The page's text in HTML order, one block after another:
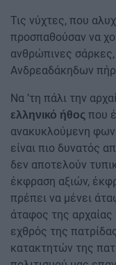
Τις νύχτες, που
προσπαθούσαν να
ανθρώπινες
Ανδρεαδάκηδων
Να ’τη πάλι την
ελληνικό ήθος που
ανακυκλούμενη
είναι πιο δυνατός
δεν αποτελούν
έκφραση αξιών,
πρέπει να μένει
άταφος της
εχθρός της
κατακτητών της